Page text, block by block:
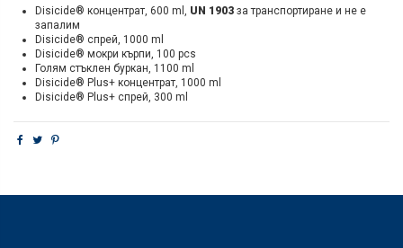
Disicide® концентрат, 600 ml, UN 1903 за транспортиране и не е
запалим
Disicide® спрей, 1000 ml
Disicide® мокри кърпи, 100 pcs
Голям стъклен буркан, 1100 ml
Disicide® Plus+ концентрат, 1000 ml
Disicide® Plus+ спрей, 300 ml